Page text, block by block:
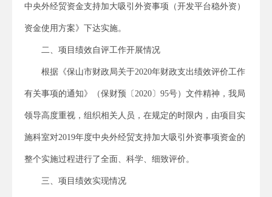
中央外经贸资金支持加大吸引外资事项（开发平台稳外资）
资金使用方案》下达实施。
二、项目绩效自评工作开展情况
根据《保山市财政局关于2020年财政支出绩效评价工作
有关事项的通知》（保财预〔2020〕95号）文件精神，我局
领导高度重视，组织相关人员，在规定的时限内，由项目实
施科室对2019年度中央外经贸支持加大吸引外资事项资金的
整个实施过程进行了全面、科学、细致评价。
三、项目绩效实现情况